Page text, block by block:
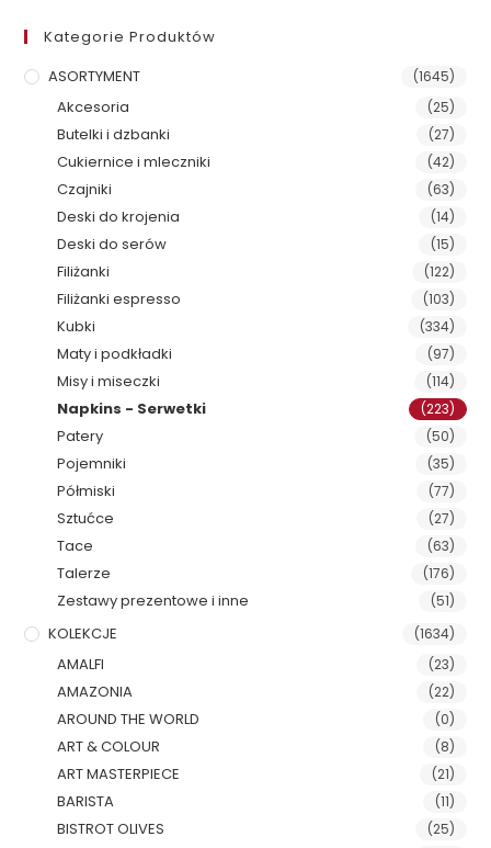
Kategorie Produktów
ASORTYMENT
(1645)
Akcesoria (25)
Butelki i dzbanki (27)
Cukiernice i mleczniki (42)
Czajniki (63)
Deski do krojenia (14)
Deski do serów (15)
Filiżanki (122)
Filiżanki espresso (103)
Kubki (334)
Maty i podkładki (97)
Misy i miseczki (114)
Napkins - Serwetki (223)
Patery (50)
Pojemniki (35)
Półmiski (77)
Sztućce (27)
Tace (63)
Talerze (176)
Zestawy prezentowe i inne (51)
KOLEKCJE (1634)
AMALFI (23)
AMAZONIA (22)
AROUND THE WORLD (0)
ART & COLOUR (8)
ART MASTERPIECE (21)
BARISTA (11)
BISTROT OLIVES (25)